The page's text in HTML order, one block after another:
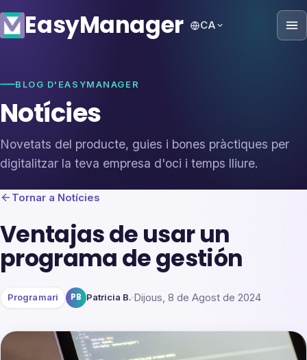
EasyManager CA
BLOG D'EASYMANAGER
Notícies
Novetats del producte, guies i bones pràctiques per
digitalitzar la teva empresa d'oci i temps lliure.
Tornar a Notícies
Ventajas de usar un
programa de gestión
Programari PB Patricia B. Dijous, 8 de Agost de 2024